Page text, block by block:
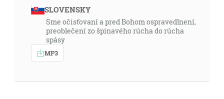
SLOVENSKY
Sme očisťovaní a pred Bohom ospravedlnení,
preoblečení zo špinavého rúcha do rúcha
spásy
MP3